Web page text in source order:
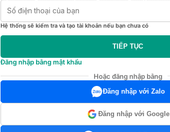
Hệ thống sẽ kiểm tra và tạo tài khoản nếu bạn chưa có
TIẾP TỤC
Đăng nhập bằng mật khẩu
Hoặc đăng nhập bằng
Đăng nhập với Zalo
Đăng nhập với Google